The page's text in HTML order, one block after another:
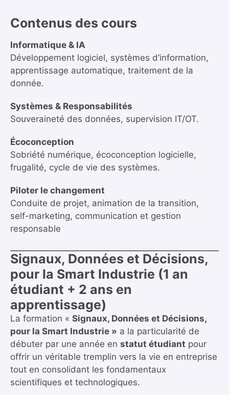
Contenus des cours
Informatique & IA
Développement logiciel, systèmes d’information,
apprentissage automatique, traitement de la
donnée.
Systèmes & Responsabilités
Souveraineté des données, supervision IT/OT.
Écoconception
Sobriété numérique, écoconception logicielle,
frugalité, cycle de vie des systèmes.
Piloter le changement
Conduite de projet, animation de la transition,
self-marketing, communication et gestion
responsable
Signaux, Données et Décisions,
pour la Smart Industrie (1 an
étudiant + 2 ans en
apprentissage)
La formation « Signaux, Données et Décisions,
pour la Smart Industrie » a la particularité de
débuter par une année en statut étudiant pour
offrir un véritable tremplin vers la vie en entreprise
tout en consolidant les fondamentaux
scientifiques et technologiques.